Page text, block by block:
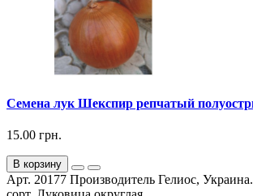
Семена лук Шекспир репчатый
15.00 грн.
В корзину
Арт. 20177 Производитель Гелиос,